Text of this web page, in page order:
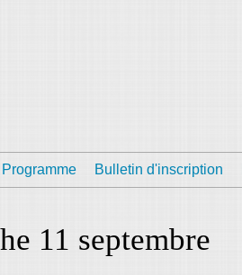
Programme Bulletin d'inscription
11 septembre